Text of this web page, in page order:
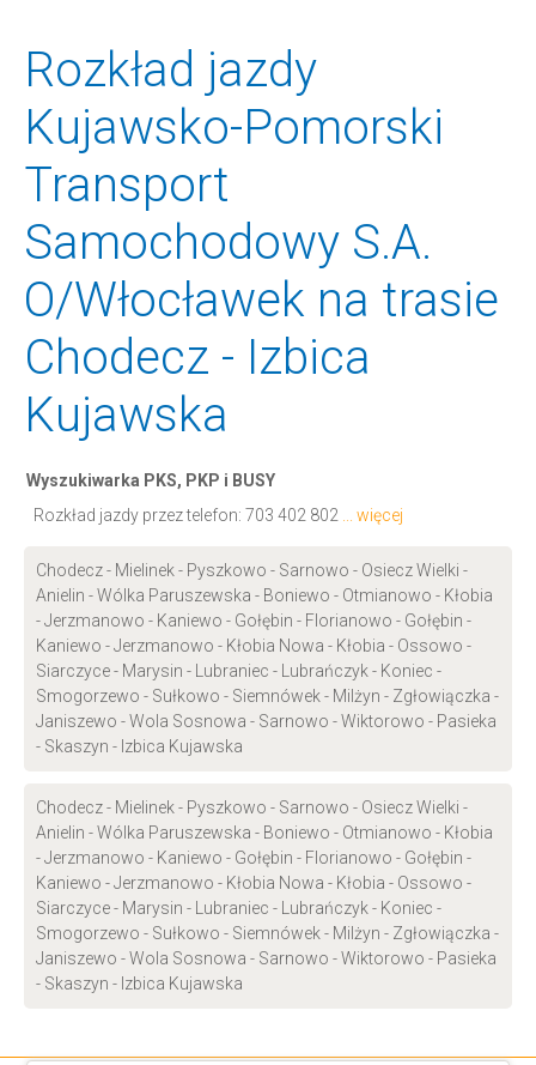
Rozkład jazdy
Kujawsko-Pomorski
Transport
Samochodowy S.A.
O/Włocławek na trasie
Chodecz - Izbica
Kujawska
Wyszukiwarka PKS, PKP i BUSY
Rozkład jazdy przez telefon: 703 402 802 ... więcej
Chodecz - Mielinek - Pyszkowo - Sarnowo - Osiecz Wielki -
Anielin - Wólka Paruszewska - Boniewo - Otmianowo - Kłobia
- Jerzmanowo - Kaniewo - Gołębin - Florianowo - Gołębin -
Kaniewo - Jerzmanowo - Kłobia Nowa - Kłobia - Ossowo -
Siarczyce - Marysin - Lubraniec - Lubrańczyk - Koniec -
Smogorzewo - Sułkowo - Siemnówek - Milżyn - Zgłowiączka -
Janiszewo - Wola Sosnowa - Sarnowo - Wiktorowo - Pasieka
- Skaszyn - Izbica Kujawska
Chodecz - Mielinek - Pyszkowo - Sarnowo - Osiecz Wielki -
Anielin - Wólka Paruszewska - Boniewo - Otmianowo - Kłobia
- Jerzmanowo - Kaniewo - Gołębin - Florianowo - Gołębin -
Kaniewo - Jerzmanowo - Kłobia Nowa - Kłobia - Ossowo -
Siarczyce - Marysin - Lubraniec - Lubrańczyk - Koniec -
Smogorzewo - Sułkowo - Siemnówek - Milżyn - Zgłowiączka -
Janiszewo - Wola Sosnowa - Sarnowo - Wiktorowo - Pasieka
- Skaszyn - Izbica Kujawska